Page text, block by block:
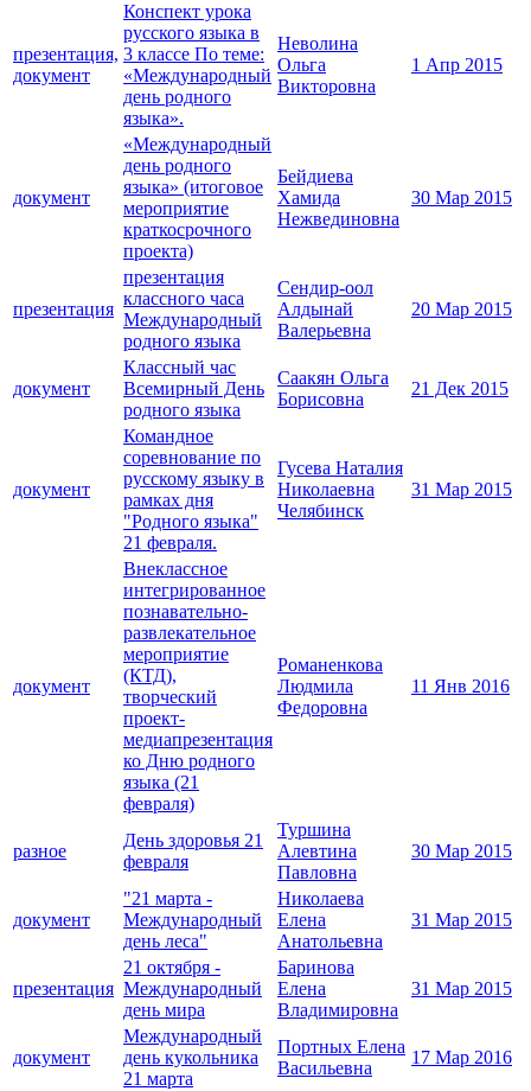
презентация,
документ
Конспект урока
русского языка в
3 классе По теме:
«Международный
день родного
языка».
Неволина
Ольга
Викторовна
1 Апр 2015
документ
«Международный
день родного
языка» (итоговое
мероприятие
краткосрочного
проекта)
Бейдиева
Хамида
Нежвединовна
30 Мар 2015
презентация
презентация
классного часа
Международный
родного языка
Сендир-оол
Алдынай
Валерьевна
20 Мар 2015
документ
Классный час
Всемирный День
родного языка
Саакян Ольга
Борисовна
21 Дек 2015
документ
Командное
соревнование по
русскому языку в
рамках дня
"Родного языка"
21 февраля.
Гусева Наталия
Николаевна
Челябинск
31 Мар 2015
документ
Внеклассное
интегрированное
познавательно-
развлекательное
мероприятие
(КТД),
творческий
проект-
медиапрезентация
ко Дню родного
языка (21
февраля)
Романенкова
Людмила
Федоровна
11 Янв 2016
разное
День здоровья 21
февраля
Туршина
Алевтина
Павловна
30 Мар 2015
документ
"21 марта -
Международный
день леса"
Николаева
Елена
Анатольевна
31 Мар 2015
презентация
21 октября -
Международный
день мира
Баринова
Елена
Владимировна
31 Мар 2015
документ
Международный
день кукольника
21 марта
Портных Елена
Васильевна
17 Мар 2016